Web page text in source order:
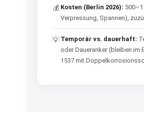
💰 Kosten (Berlin 2026):
Verpressung, Spannen),
💡 Temporär vs. dauerhaft:
oder Daueranker (bleiben im
1537 mit